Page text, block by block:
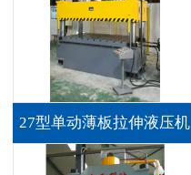
27型单动薄板拉伸液压机